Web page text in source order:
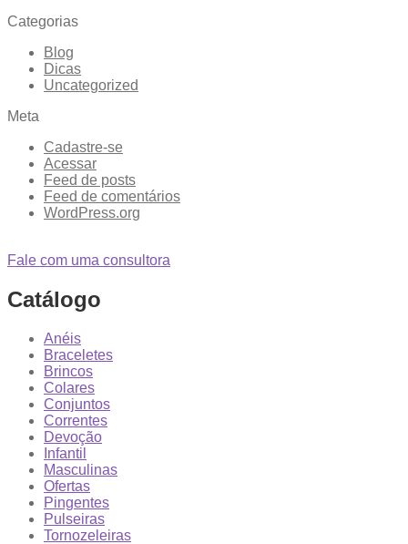
Categorias
Blog
Dicas
Uncategorized
Meta
Cadastre-se
Acessar
Feed de posts
Feed de comentários
WordPress.org
Fale com uma consultora
Catálogo
Anéis
Braceletes
Brincos
Colares
Conjuntos
Correntes
Devoção
Infantil
Masculinas
Ofertas
Pingentes
Pulseiras
Tornozeleiras